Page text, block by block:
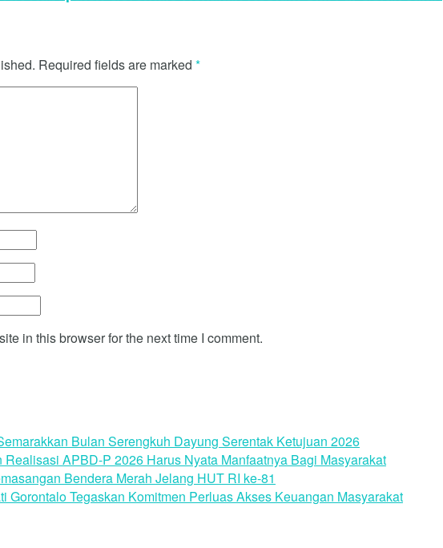
Required fields are marked *
in this browser for the next time I comment.
Bulan Serengkuh Dayung Serentak Ketujuan 2026
APBD-P 2026 Harus Nyata Manfaatnya Bagi Masyarakat
Bendera Merah Jelang HUT RI ke-81
Gorontalo Tegaskan Komitmen Perluas Akses Keuangan Masyarakat